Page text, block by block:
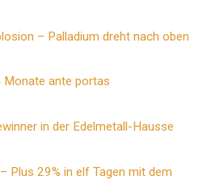
– Palladium dreht nach oben
Monate ante portas
in der Edelmetall-Hausse
Plus 29% in elf Tagen mit dem